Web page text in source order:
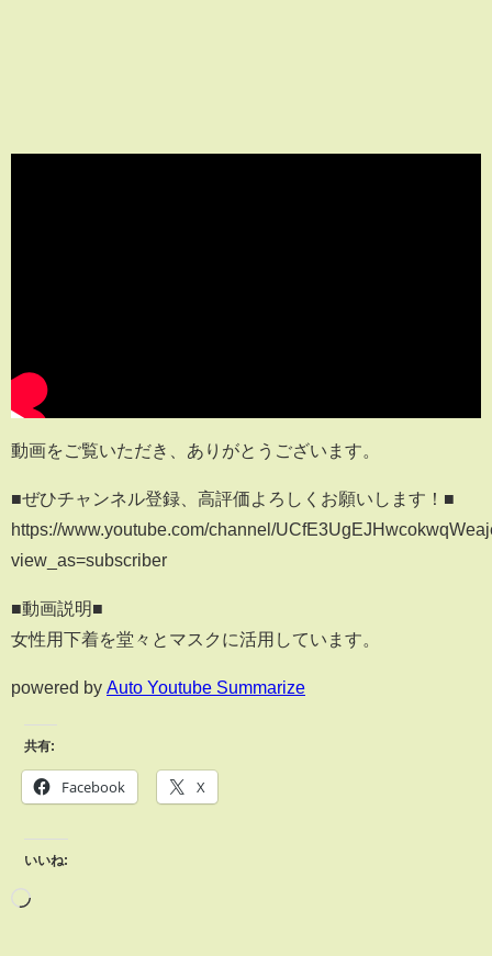
動画をご覧いただき、ありがとうございます。
■ぜひチャンネル登録、高評価よろしくお願いします！■
https://www.youtube.com/channel/
view_as=subscriber
■動画説明■
女性用下着を堂々とマスクに活用しています。
powered by Auto Youtube Summarize
共有:
Facebook X
いいね: